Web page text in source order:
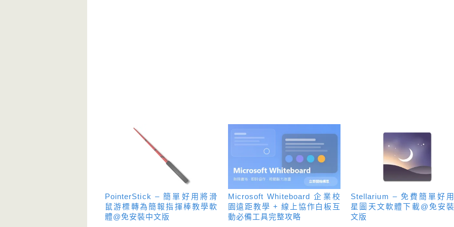
PointerStick – 簡單好用將滑
鼠游標轉為簡報指揮棒教學軟
體@免安裝中文版
Microsoft Whiteboard 企業校
園遠距教學 + 線上協作白板互
動必備工具完整攻略
Stellarium – 免費簡單好
星圖天文軟體下載@免安
文版